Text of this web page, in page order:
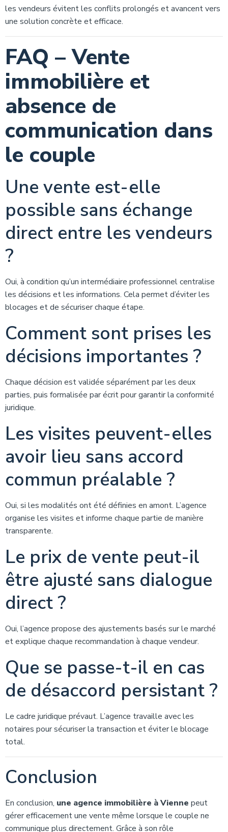
les vendeurs évitent les conflits prolongés et avancent vers
une solution concrète et efficace.
FAQ – Vente
immobilière et
absence de
communication dans
le couple
Une vente est-elle
possible sans échange
direct entre les vendeurs
?
Oui, à condition qu’un intermédiaire professionnel centralise
les décisions et les informations. Cela permet d’éviter les
blocages et de sécuriser chaque étape.
Comment sont prises les
décisions importantes ?
Chaque décision est validée séparément par les deux
parties, puis formalisée par écrit pour garantir la conformité
juridique.
Les visites peuvent-elles
avoir lieu sans accord
commun préalable ?
Oui, si les modalités ont été définies en amont. L’agence
organise les visites et informe chaque partie de manière
transparente.
Le prix de vente peut-il
être ajusté sans dialogue
direct ?
Oui, l’agence propose des ajustements basés sur le marché
et explique chaque recommandation à chaque vendeur.
Que se passe-t-il en cas
de désaccord persistant ?
Le cadre juridique prévaut. L’agence travaille avec les
notaires pour sécuriser la transaction et éviter le blocage
total.
Conclusion
En conclusion, une agence immobilière à Vienne peut
gérer efficacement une vente même lorsque le couple ne
communique plus directement. Grâce à son rôle